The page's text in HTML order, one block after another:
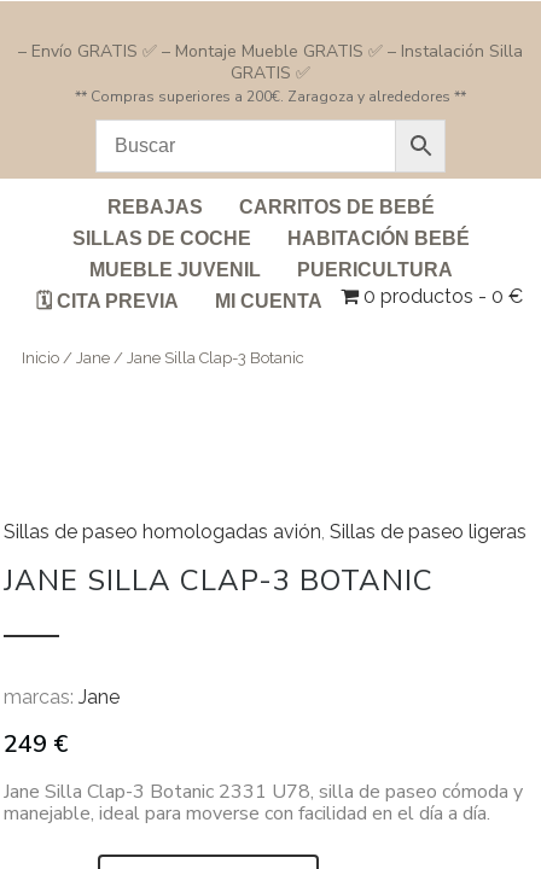
– Envío GRATIS ✅ – Montaje Mueble GRATIS ✅ – Instalación Silla
GRATIS ✅
** Compras superiores a 200€. Zaragoza y alrededores **
REBAJAS
CARRITOS DE BEBÉ
SILLAS DE COCHE
HABITACIÓN BEBÉ
MUEBLE JUVENIL
PUERICULTURA
🗓️ CITA PREVIA
MI CUENTA 0 productos 0 €
Inicio / Jane / Jane Silla Clap-3 Botanic
Sillas de paseo homologadas avión, Sillas de paseo ligeras
JANE SILLA CLAP-3 BOTANIC
marcas: Jane
249 €
Jane Silla Clap-3 Botanic 2331 U78, silla de paseo cómoda y
manejable, ideal para moverse con facilidad en el día a día.